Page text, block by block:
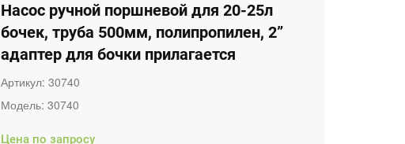
Насос ручной поршневой для 20-25л
бочек, труба 500мм, полипропилен, 2”
адаптер для бочки прилагается
Артикул:30740
Модель:30740
Цена по запросу